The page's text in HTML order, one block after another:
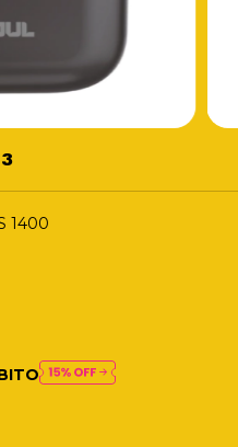
3
1400